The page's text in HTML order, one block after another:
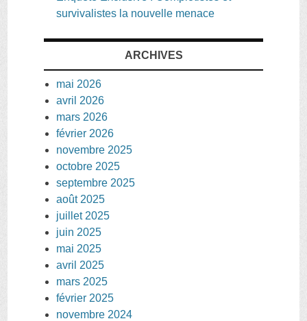
survivalistes la nouvelle menace
ARCHIVES
mai 2026
avril 2026
mars 2026
février 2026
novembre 2025
octobre 2025
septembre 2025
août 2025
juillet 2025
juin 2025
mai 2025
avril 2025
mars 2025
février 2025
novembre 2024